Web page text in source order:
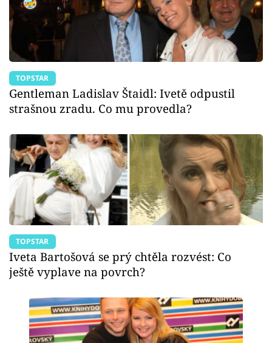
TOPSTAR
Gentleman Ladislav Štaidl: Ivetě odpustil
strašnou zradu. Co mu provedla?
TOPSTAR
Iveta Bartošová se prý chtěla rozvést: Co
ještě vyplave na povrch?